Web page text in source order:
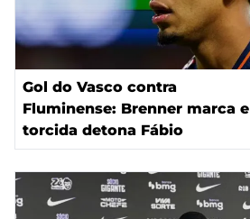
Gol do Vasco contra
Fluminense: Brenner marca e
torcida detona Fábio